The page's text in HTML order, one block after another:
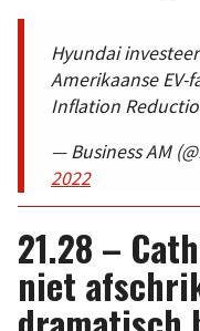
Hyundai
Amerikaanse
Inflation
— Business AM
2022
21.28 –
niet